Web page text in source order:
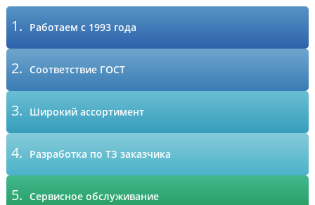
1. Работаем с 1993 года
2. Соответствие ГОСТ
3. Широкий ассортимент
4. Разработка по ТЗ заказчика
5. Сервисное обслуживание